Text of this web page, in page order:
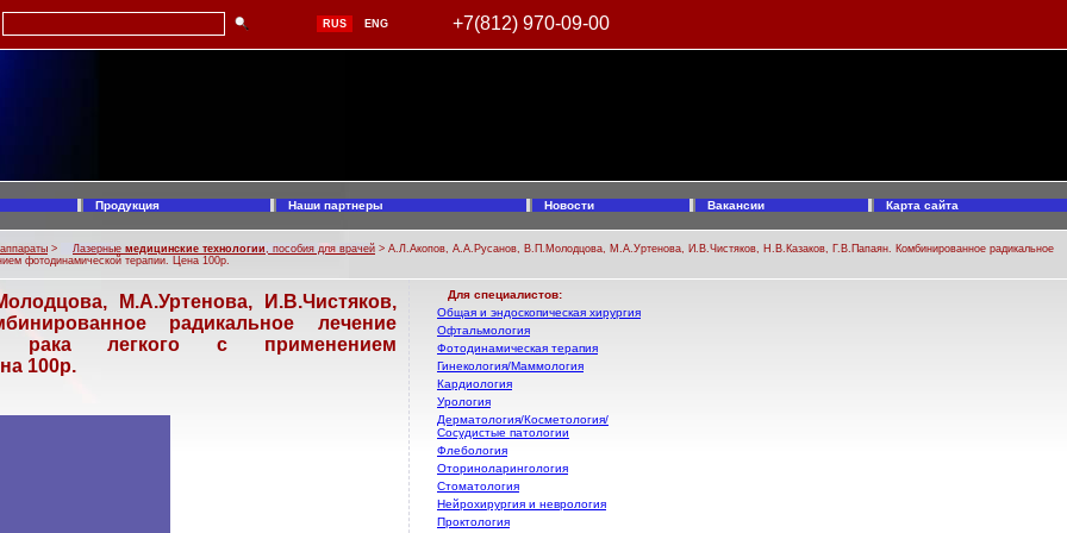
RUS ENG +7(812) 970-09-00
Продукция Наши партнеры Новости Вакансии Карта сайта
> Лазерные медицинские технологии, пособия для врачей > А.Л.Акопов, А.А.Русанов, В.П.Молодцова, М.А.Уртенова, И.В.Чистяков, Н.В.Казаков, Г.В.Папаян. Комбинированное радикальное
фотодинамической терапии. Цена 100р.
М.А.Уртенова, И.В.Чистяков,
радикальное лечение
рака легкого с применением
100р.
Для специалистов:
Общая и эндоскопическая хирургия
Офтальмология
Фотодинамическая терапия
Гинекология/Маммология
Кардиология
Урология
Дерматология/Косметология/
Сосудистые патологии
Флебология
Оториноларингология
Стоматология
Нейрохирургия и неврология
Проктология